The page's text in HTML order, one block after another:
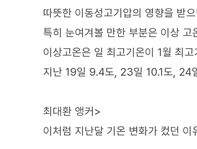
따뜻한 이동성고기압의 영향을 받
특히 눈여겨볼 만한 부분은 이상
이상고온은 일 최고기온이 1월 최
지난 19일 9.4도, 23일 10.1도, 24
최대환 앵커>
이처럼 지난달 기온 변화가 컸던 이